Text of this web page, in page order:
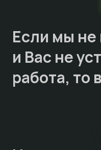
Если мы не
и Вас не
работа, то